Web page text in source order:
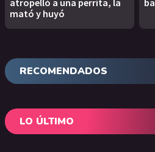
atropelló a una perrita, la
mató y huyó
RECOMENDADOS
LO ÚLTIMO